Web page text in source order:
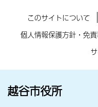
このサイトについて
個人情報保護方針・免
越谷市役所